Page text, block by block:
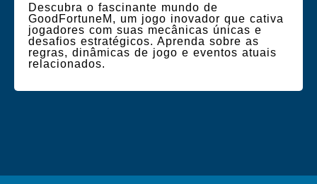
Descubra o fascinante mundo de
GoodFortuneM, um jogo inovador que cativa
jogadores com suas mecânicas únicas e
desafios estratégicos. Aprenda sobre as
regras, dinâmicas de jogo e eventos atuais
relacionados.